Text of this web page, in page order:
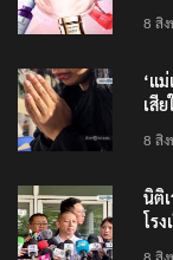
8 สิ
‘แ
เสี
8 สิ
นิติ
โร